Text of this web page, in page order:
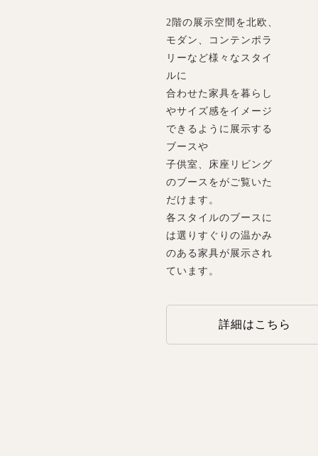
2階の展示空間を北欧、
モダン、コンテンポラ
リーなど様々なスタイ
ルに
合わせた家具を暮らし
やサイズ感をイメージ
できるように展示する
ブースや
子供室、床座リビング
のブースをがご覧いた
だけます。
各スタイルのブースに
は選りすぐりの温かみ
のある家具が展示され
ています。
詳細はこちら